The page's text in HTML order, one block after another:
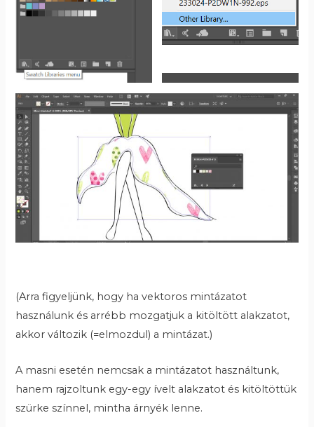
(Arra figyeljünk, hogy ha vektoros mintázatot
használunk és arrébb mozgatjuk a kitöltött alakzatot,
akkor változik (=elmozdul) a mintázat.)
A masni esetén nemcsak a mintázatot használtunk,
hanem rajzoltunk egy-egy ívelt alakzatot és kitöltöttük
szürke színnel, mintha árnyék lenne.